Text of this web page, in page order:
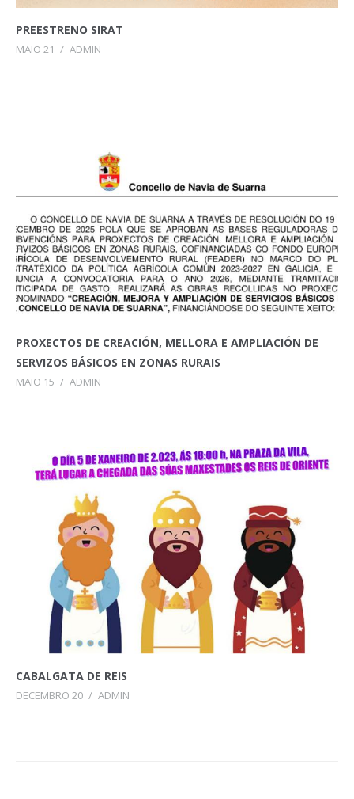
PREESTRENO SIRAT
MAIO 21 / ADMIN
PROXECTOS DE CREACIÓN, MELLORA E AMPLIACIÓN DE
SERVIZOS BÁSICOS EN ZONAS RURAIS
MAIO 15 / ADMIN
CABALGATA DE REIS
DECEMBRO 20 / ADMIN